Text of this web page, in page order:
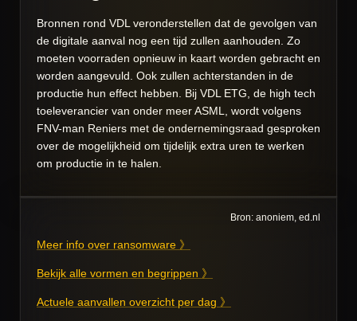
Bronnen rond VDL veronderstellen dat de gevolgen van
de digitale aanval nog een tijd zullen aanhouden. Zo
moeten voorraden opnieuw in kaart worden gebracht en
worden aangevuld. Ook zullen achterstanden in de
productie hun effect hebben. Bij VDL ETG, de high tech
toeleverancier van onder meer ASML, wordt volgens
FNV-man Reniers met de ondernemingsraad gesproken
over de mogelijkheid om tijdelijk extra uren te werken
om productie in te halen.
Bron: anoniem, ed.nl
Meer info over ransomware 》
Bekijk alle vormen en begrippen 》
Actuele aanvallen overzicht per dag 》